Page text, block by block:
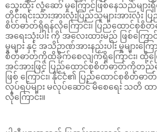
သွေးထိုး လှုံ့ဆော် မှုကြောင့်ဖြစ်နေသည်များရှိက
တိုင်းရင်းသားအားလုံးပြည်သူများအားလုံး ပ
စိတ်ဓာတ်ရှိရန်လိုကြောင်း၊ ပြည်ထောင်စုစိ
အရေးသုံးပါး ကို အလေးထားမည် ဖြစ်ကြော
မှုများ နှင့် အသိဉာဏ်အားနည်းပါး မှုများကြ
စိတ်ဓာတ်ကိုထိခိုက်စေလျက်ရှိကြောင်း၊ ထို့က
အင်အားဖြင့် ပြည်ထောင်စုစိတ်ဓာတ်ကိုတ
ဖြစ် ကြောင်း၊ နိုင်ငံ၏ ပြည်ထောင်စုစိတ်
လုပ်ရပ်များ မလုပ်ဆောင် မိစေရေး သတိ ထ
လိုကြောင်း။